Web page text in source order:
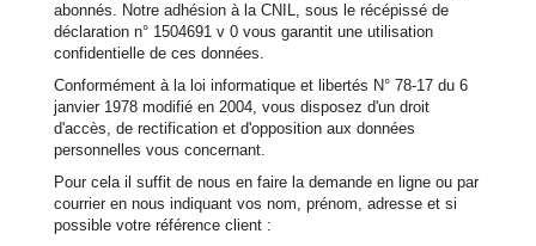
abonnés. Notre adhésion à la CNIL, sous le récépissé de
déclaration n° 1504691 v 0 vous garantit une utilisation
confidentielle de ces données.
Conformément à la loi informatique et libertés N° 78-17 du 6
janvier 1978 modifié en 2004, vous disposez d'un droit
d'accès, de rectification et d'opposition aux données
personnelles vous concernant.
Pour cela il suffit de nous en faire la demande en ligne ou par
courrier en nous indiquant vos nom, prénom, adresse et si
possible votre référence client :